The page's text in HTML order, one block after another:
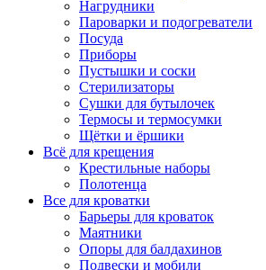
Нагрудники
Пароварки и подогреватели
Посуда
Приборы
Пустышки и соски
Стерилизаторы
Сушки для бутылочек
Термосы и термосумки
Щётки и ёршики
Всё для крещения
Крестильные наборы
Полотенца
Все для кроватки
Барьеры для кроваток
Маятники
Опоры для балдахинов
Подвески и мобили